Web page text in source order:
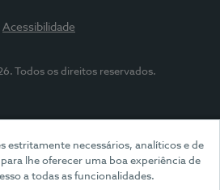
estritamente necessários, analíticos e de
lhe oferecer uma boa experiência de
a todas as funcionalidades.
Acessibilidade
Todos os direitos reservados.